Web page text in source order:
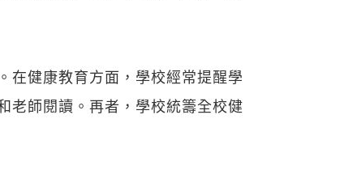
在健康教育方面，學校經常提醒學
老師閱讀。再者，學校統籌全校健